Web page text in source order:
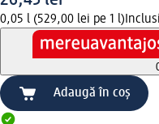
0,05 l (529,00 lei pe 1 l)
Adaugă în coș